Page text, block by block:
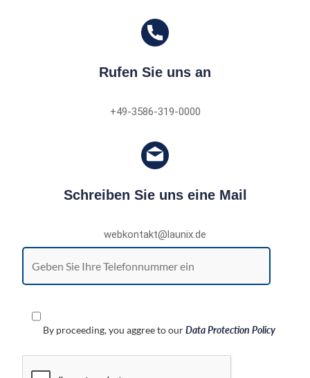
Rufen Sie uns an
+49-3586-319-0000
Schreiben Sie uns eine Mail
webkontakt@launix.de
By proceeding, you aggree to ourData Protection Policy